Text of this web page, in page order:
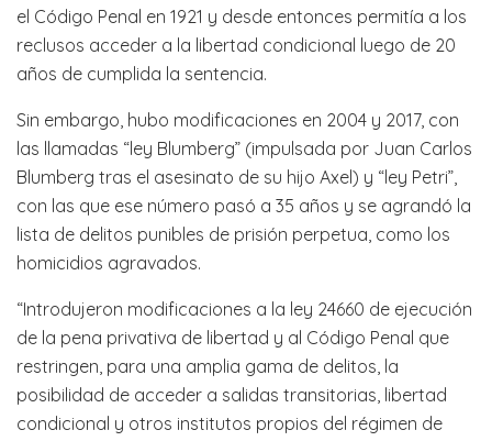
el Código Penal en 1921 y desde entonces permitía a los
reclusos acceder a la libertad condicional luego de 20
años de cumplida la sentencia.
Sin embargo, hubo modificaciones en 2004 y 2017, con
las llamadas “ley Blumberg” (impulsada por Juan Carlos
Blumberg tras el asesinato de su hijo Axel) y “ley Petri”,
con las que ese número pasó a 35 años y se agrandó la
lista de delitos punibles de prisión perpetua, como los
homicidios agravados.
“Introdujeron modificaciones a la ley 24660 de ejecución
de la pena privativa de libertad y al Código Penal que
restringen, para una amplia gama de delitos, la
posibilidad de acceder a salidas transitorias, libertad
condicional y otros institutos propios del régimen de